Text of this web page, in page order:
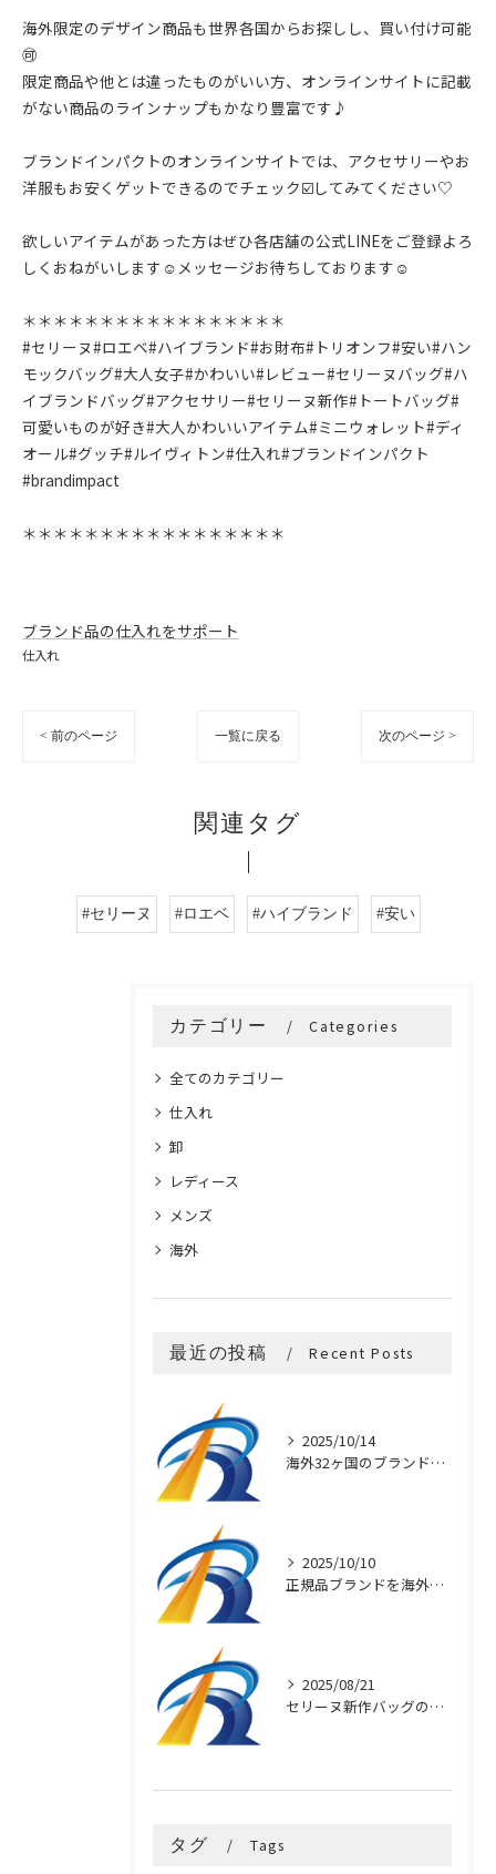
海外限定のデザイン商品も世界各国からお探しし、買い付け可能
🉑
限定商品や他とは違ったものがいい方、オンラインサイトに記載
がない商品のラインナップもかなり豊富です♪
ブランドインパクトのオンラインサイトでは、アクセサリーやお
洋服もお安くゲットできるのでチェック☑️してみてください♡
欲しいアイテムがあった方はぜひ各店舗の公式LINEをご登録よろ
しくおねがいします☺︎メッセージお待ちしております☺︎
＊＊＊＊＊＊＊＊＊＊＊＊＊＊＊＊＊
#セリーヌ#ロエベ#ハイブランド#お財布#トリオンフ#安い#ハン
モックバッグ#大人女子#かわいい#レビュー#セリーヌバッグ#ハ
イブランドバッグ#アクセサリー#セリーヌ新作#トートバッグ#
可愛いものが好き#大人かわいいアイテム#ミニウォレット#ディ
オール#グッチ#ルイヴィトン#仕入れ#ブランドインパクト
#brandimpact
＊＊＊＊＊＊＊＊＊＊＊＊＊＊＊＊＊
ブランド品の仕入れをサポート
仕入れ
< 前のページ 一覧に戻る 次のページ >
関連タグ
#セリーヌ #ロエベ #ハイブランド #安い
カテゴリー Categories
全てのカテゴリー
仕入れ
卸
レディース
メンズ
海外
最近の投稿 Recent Posts
2025/10/14
海外32ヶ国のブランド買付け術
2025/10/10
正規品ブランドを海外直輸入で安く買う秘訣
2025/08/21
セリーヌ新作バッグの魅力と選び方
タグ Tags